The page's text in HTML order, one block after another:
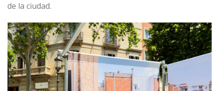
de la ciudad.